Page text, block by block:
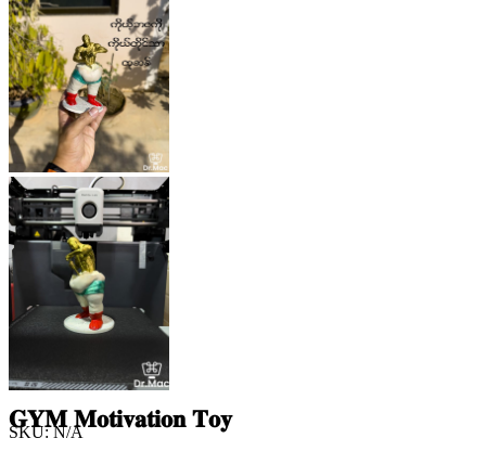
𝐆𝐘𝐌 𝐌𝐨𝐭𝐢𝐯𝐚𝐭𝐢𝐨𝐧 𝐓𝐨𝐲
SKU:N/A